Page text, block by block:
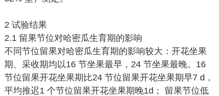
2 试验结果
2.1 留果节位对哈密瓜生育期的影响
不同节位留果对哈密瓜生育期的影响较大：开花坐果
期、采收期均以16 节坐果最早，24 节坐果最晚。16
节位留果开花坐果期比24 节位留果开花坐果期早7 d，
平均推迟1 个节位留果开花坐果期晚1d； 留果节位低